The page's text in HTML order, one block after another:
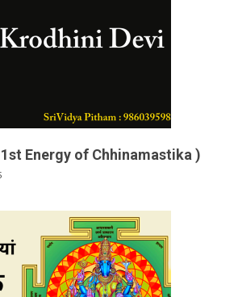
Energy of Chhinamastika )